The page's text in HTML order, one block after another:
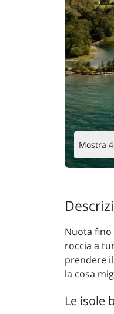
Mostra
Nuota fino
roccia a
prendere
la cosa
Le isole